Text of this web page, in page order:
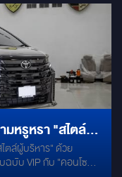
เล่นปีศาจ" แห่งวงการ
รส่งสัญญาณเสียงผ่าน
ธิ์ 100% ปราศจากการ
DSP หรือ Amplifier
แบบซ่อนไว้ ด้านหลัง
ำแหน่งที่เข้าถึงง่ายแต่ไม่
าของรถใช้งานได้สะดวก
คงความมินิมอลของห้อง
ลปินต้องการสื่อสาร 2.
มหรูหรา "สไตล์ผู้
มความเป็นส่วน
ไตล์ผู้บริหาร" ด้วย
ฉบับ VIP กับ "คอนโซล